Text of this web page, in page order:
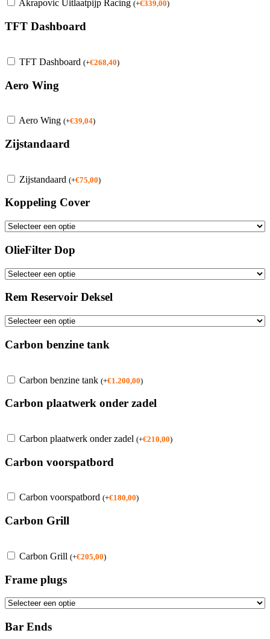
Akrapovic Uitlaatpijp Racing (+€339,00)
TFT Dashboard
TFT Dashboard (+€268,40)
Aero Wing
Aero Wing (+€39,04)
Zijstandaard
Zijstandaard (+€75,00)
Koppeling Cover
OlieFilter Dop
Rem Reservoir Deksel
Carbon benzine tank
Carbon benzine tank (+€1.200,00)
Carbon plaatwerk onder zadel
Carbon plaatwerk onder zadel (+€210,00)
Carbon voorspatbord
Carbon voorspatbord (+€180,00)
Carbon Grill
Carbon Grill (+€205,00)
Frame plugs
Bar Ends